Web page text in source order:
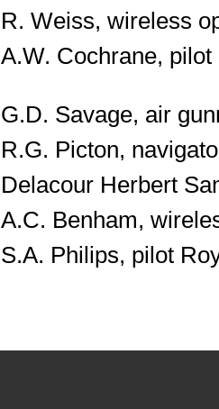
R. Weiss, wireless
A.W. Cochrane,
G.D. Savage, air
R.G. Picton,
Delacour Herbert
A.C. Benham,
S.A. Philips, pilot